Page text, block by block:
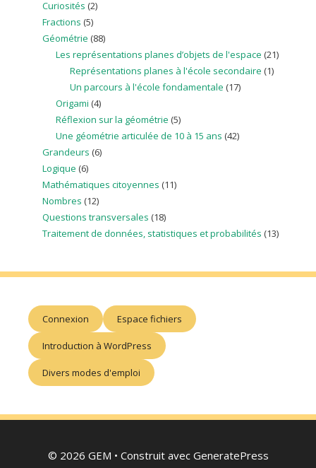
Curiosités (2)
Fractions (5)
Géométrie (88)
Les représentations planes d’objets de l'espace (21)
Représentations planes à l'école secondaire (1)
Un parcours à l'école fondamentale (17)
Origami (4)
Réflexion sur la géométrie (5)
Une géométrie articulée de 10 à 15 ans (42)
Grandeurs (6)
Logique (6)
Mathématiques citoyennes (11)
Nombres (12)
Questions transversales (18)
Traitement de données, statistiques et probabilités (13)
Connexion Espace fichiers
Introduction à WordPress
Divers modes d'emploi
© 2026 GEM • Construit avec GeneratePress